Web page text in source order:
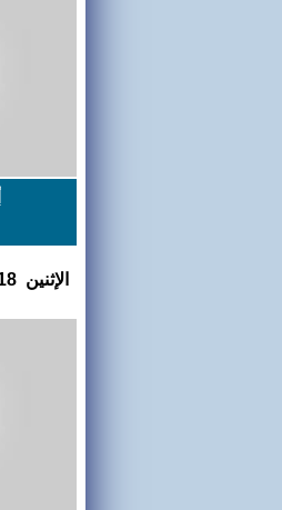
اﻹثنين 18 غشت 2014 على الساعة 22:54:18